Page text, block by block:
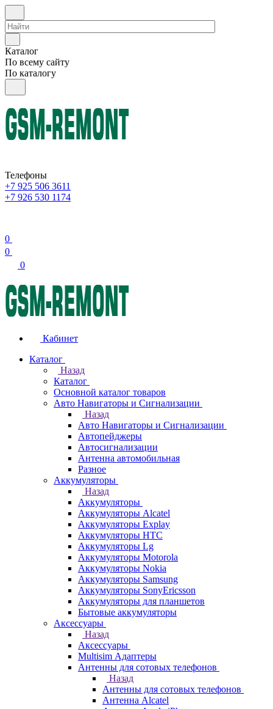
Каталог
По всему сайту
По каталогу
Телефоны
+7 925 506 3611
+7 926 530 1174
0
0
0
Кабинет
Каталог
Назад
Каталог
Основной каталог товаров
Авто Навигаторы и Сигнализации
Назад
Авто Навигаторы и Сигнализации
Автопейджеры
Автосигнализации
Антенна автомобильная
Разное
Аккумуляторы
Назад
Аккумуляторы
Аккумуляторы Alcatel
Аккумуляторы Explay
Аккумуляторы HTC
Аккумуляторы Lg
Аккумуляторы Motorola
Аккумуляторы Nokia
Аккумуляторы Samsung
Аккумуляторы SonyEricsson
Аккумуляторы для планшетов
Бытовые аккумуляторы
Аксессуары
Назад
Аксессуары
Multisim Адаптеры
Антенны для сотовых телефонов
Назад
Антенны для сотовых телефонов
Антенна Alcatel